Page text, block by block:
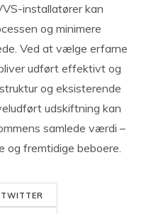
installatører kan
og minimere
Ved at vælge erfarne
udført effektivt og
og eksisterende
udskiftning kan
samlede værdi –
og fremtidige beboere.
TWITTER